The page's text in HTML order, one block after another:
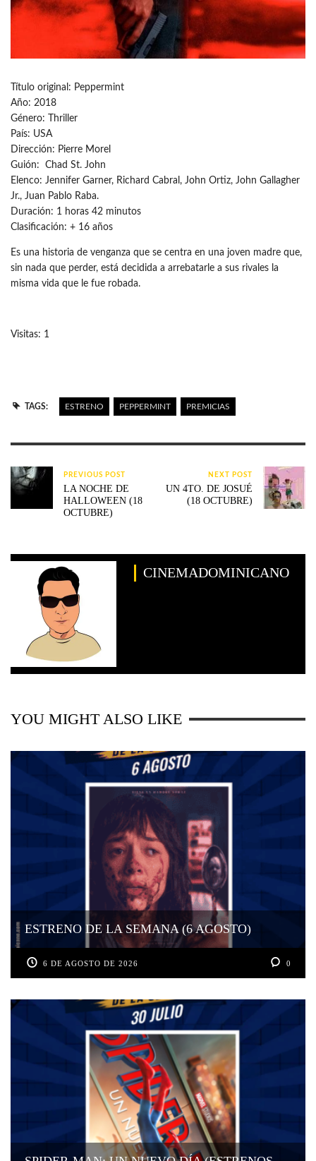
Título original: Peppermint
Año: 2018
Género: Thriller
País: USA
Dirección: Pierre Morel
Guión: Chad St. John
Elenco: Jennifer Garner, Richard Cabral, John Ortiz, John Gallagher
Jr., Juan Pablo Raba.
Duración: 1 horas 42 minutos
Clasificación: + 16 años
Es una historia de venganza que se centra en una joven madre que,
sin nada que perder, está decidida a arrebatarle a sus rivales la
misma vida que le fue robada.
Visitas: 1
TAGS: ESTRENO PEPPERMINT PREMICIAS
PREVIOUS POST
LA NOCHE DE
HALLOWEEN (18
OCTUBRE)
NEXT POST
UN 4TO. DE JOSUÉ
(18 OCTUBRE)
CINEMADOMINICANO
YOU MIGHT ALSO LIKE
ESTRENO DE LA SEMANA (6 AGOSTO)
6 DE AGOSTO DE 2026 0